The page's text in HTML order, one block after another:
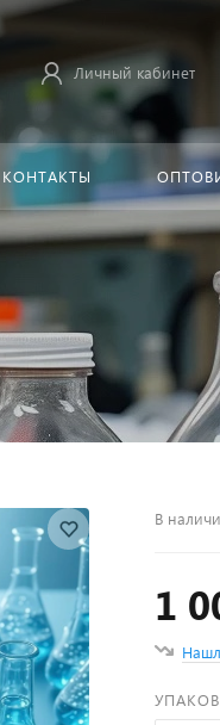
Личный кабинет
КОНТАКТЫ
В
1